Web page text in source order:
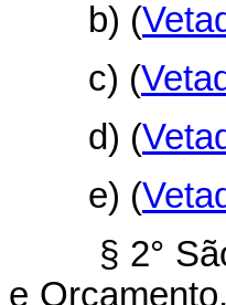
b) (
c) (
d) (
e) (
§ 2° São
e